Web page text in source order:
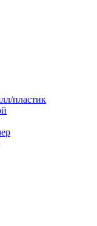
пластик